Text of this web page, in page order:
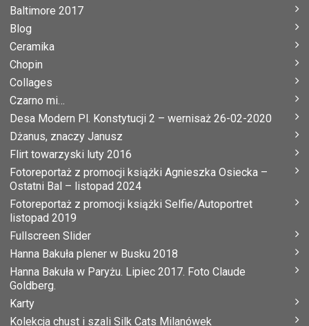
Baltimore 2017
Blog
Ceramika
Chopin
Collages
Czarno mi…
Desa Modern Pl. Konstytucji 2 – wernisaż 26-02-2020
Dżanus, znaczy Janusz
Flirt towarzyski luty 2016
Fotoreportaż z promocji książki Agnieszka Osiecka –
Ostatni Bal – listopad 2024
Fotoreportaż z promocji książki Selfie/Autoportret
listopad 2019
Fullscreen Slider
Hanna Bakuła plener w Busku 2018
Hanna Bakuła w Paryżu. Lipiec 2017. Foto Claude
Goldberg.
Karty
Kolekcja chust i szali Silk Cats Milanówek